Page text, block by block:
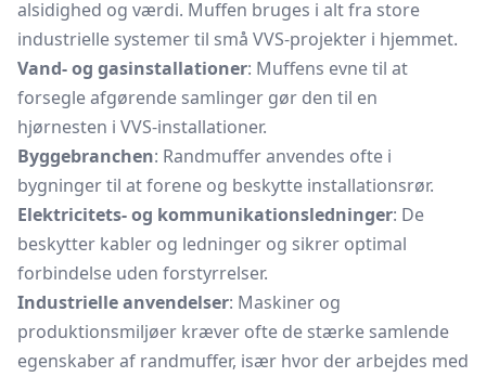
alsidighed og værdi. Muffen bruges i alt fra store
industrielle systemer til små VVS-projekter i hjemmet.
Vand- og gasinstallationer: Muffens evne til at
forsegle afgørende samlinger gør den til en
hjørnesten i VVS-installationer.
Byggebranchen: Randmuffer anvendes ofte i
bygninger til at forene og beskytte installationsrør.
Elektricitets- og kommunikationsledninger: De
beskytter kabler og ledninger og sikrer optimal
forbindelse uden forstyrrelser.
Industrielle anvendelser: Maskiner og
produktionsmiljøer kræver ofte de stærke samlende
egenskaber af randmuffer, især hvor der arbejdes med